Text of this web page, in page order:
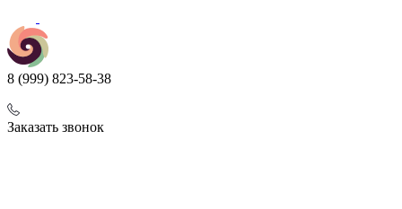
8 (999) 823-58-38
Заказать звонок